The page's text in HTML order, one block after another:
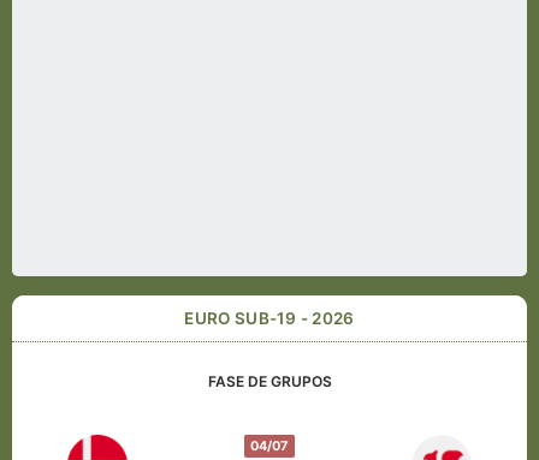
EURO SUB-19 - 2026
FASE DE GRUPOS
04/07